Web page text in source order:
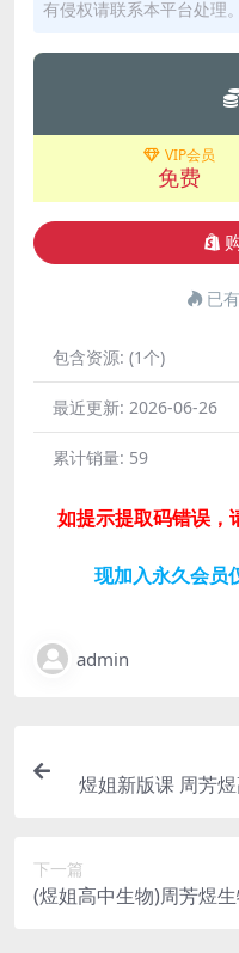
有侵权请联系本平台处理。
VIP会员
免费
已有
包含资源: (1个)
最近更新: 2026-06-26
累计销量: 59
如提示提取码错误，
现加入永久会员
admin
煜姐新版课 周芳
下一篇
(煜姐高中生物)周芳煜